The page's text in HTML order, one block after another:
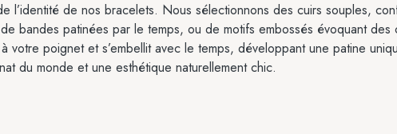
l’identité de nos bracelets. Nous sélectionnons des cuirs souples,
bandes patinées par le temps, ou de motifs embossés évoquant
votre poignet et s’embellit avec le temps, développant une patine
du monde et une esthétique naturellement chic.